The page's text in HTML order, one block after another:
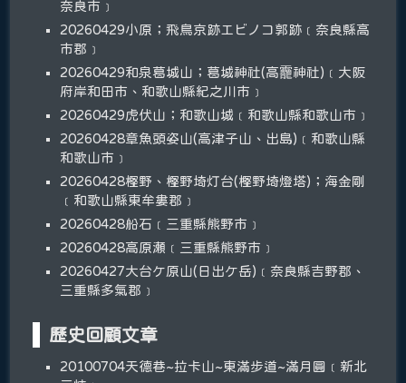
奈良市﹞
20260429小原；飛鳥京跡エビノコ郭跡﹝奈良縣高
市郡﹞
20260429和泉葛城山；葛城神社(高龗神社)﹝大阪
府岸和田市、和歌山縣紀之川市﹞
20260429虎伏山；和歌山城﹝和歌山縣和歌山市﹞
20260428章魚頭姿山(高津子山、出島)﹝和歌山縣
和歌山市﹞
20260428樫野、樫野埼灯台(樫野埼燈塔)；海金剛
﹝和歌山縣東牟婁郡﹞
20260428船石﹝三重縣熊野市﹞
20260428高原瀬﹝三重縣熊野市﹞
20260427大台ケ原山(日出ケ岳)﹝奈良縣吉野郡、
三重縣多氣郡﹞
歷史回顧文章
20100704天德巷~拉卡山~東滿步道~滿月圓﹝新北